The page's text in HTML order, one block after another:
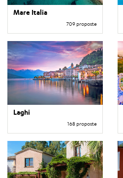
Mare Italia
709 proposte
Laghi
168 proposte